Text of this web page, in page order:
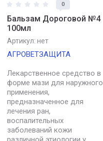
0
Бальзам Дороговой №4
100мл
Артикул: нет
АГРОВЕТЗАЩИТА
Лекарственное средство в
форме мази для наружного
применения,
предназначенное для
лечения ран,
воспалительных
заболеваний кожи